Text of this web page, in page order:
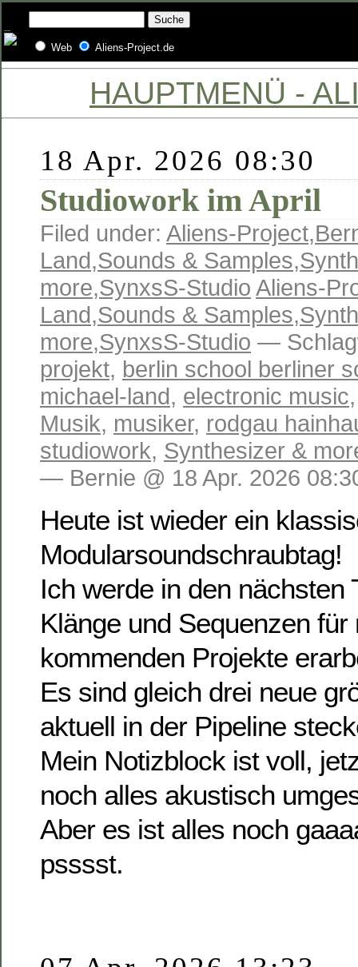
Web Aliens-Project.de
HAUPTMENÜ -
18 Apr. 2026 08:30
Studiowork im April
Filed under: Aliens-Project,
Land,Sounds & Samples,
more,SynxsS-Studio Aliens-
Land,Sounds & Samples,
more,SynxsS-Studio —
projekt, berlin school berliner
michael-land, electronic music
Musik, musiker, rodgau
studiowork, Synthesizer &
— Bernie @ 18 Apr. 2026
Heute ist wieder ein
Modularsoundschraubtag!
Ich werde in den nächsten
Klänge und Sequenzen für
kommenden Projekte
Es sind gleich drei neue
aktuell in der Pipeline
Mein Notizblock ist voll,
noch alles akustisch
Aber es ist alles noch
psssst.